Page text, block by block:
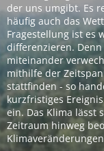
der uns umgibt. Es
häufig auch das
Fragestellung ist es
differenzieren.
miteinander
mithilfe der
stattfinden - so
kurzfristiges
ein. Das Klima lässt
Zeitraum hinweg